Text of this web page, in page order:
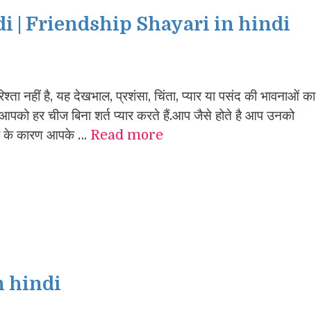
| Friendship Shayari in hindi
नहीं है, यह देखभाल, प्रशंसा, चिंता, प्यार या पसंद की भावनाओं का
हर चीज बिना शर्त प्यार करते हैं.आप जैसे होते है आप उनको
के कारण आपके … Read more
hindi